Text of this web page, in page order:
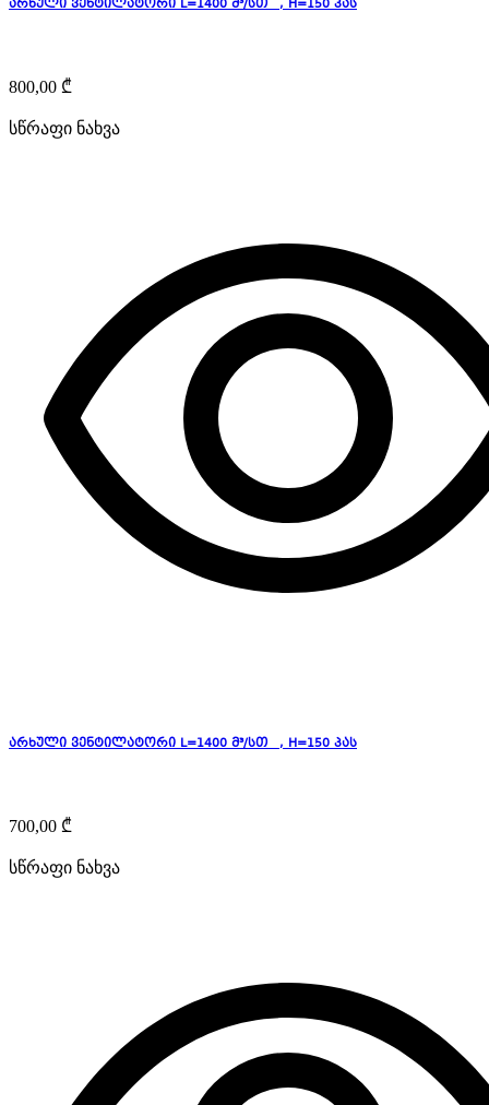
არხული ვენტილატორი L=1400 მ³/სთ , H=150 პას
800,00 ₾
სწრაფი ნახვა
არხული ვენტილატორი L=1400 მ³/სთ , H=150 პას
700,00 ₾
სწრაფი ნახვა